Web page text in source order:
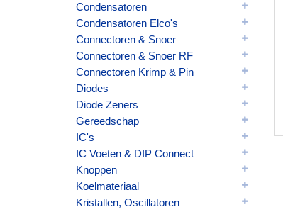
Condensatoren
Condensatoren Elco's
Connectoren & Snoer
Connectoren & Snoer RF
Connectoren Krimp & Pin
Diodes
Diode Zeners
Gereedschap
IC's
IC Voeten & DIP Connect
Knoppen
Koelmateriaal
Kristallen, Oscillatoren